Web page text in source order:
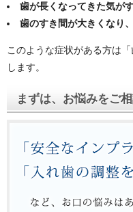
歯が長くなってきた気が
歯のすき間が大きくなり
このような症状がある方は
します。
まずは、お悩みをご